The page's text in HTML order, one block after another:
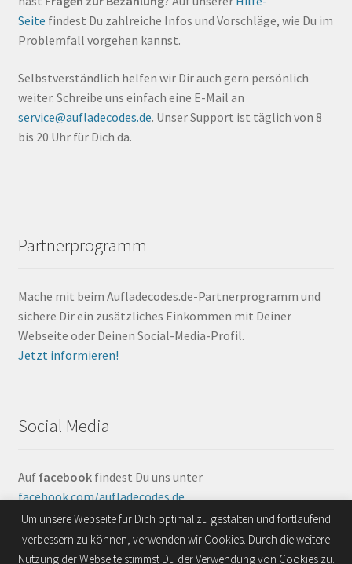
Seite findest Du zahlreiche Infos und Vorschläge, wie Du im
Problemfall vorgehen kannst.
Selbstverständlich helfen wir Dir auch gern persönlich
weiter. Schreibe uns einfach eine E-Mail an
service@aufladecodes.de. Unser Support ist täglich von 8
bis 20 Uhr für Dich da.
Partnerprogramm
Mache mit beim Aufladecodes.de-Partnerprogramm und
sichere Dir ein zusätzliches Einkommen mit Deiner
Webseite oder Deinen Social-Media-Profil.
Jetzt informieren!
Social Media
Auf facebookfindest Du uns unter
facebook.com/aufladecodes.de.
Um unsere Webseite für Dich optimal zu gestalten und fortlaufend
verbessern zu können, verwenden wir Cookies. Durch die weitere
Nutzung der Webseite stimmst Du der Verwendung von Cookies zu.